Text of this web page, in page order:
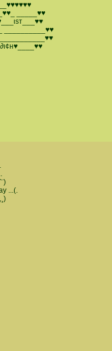
_____♥♥
__________♥♥
...(.